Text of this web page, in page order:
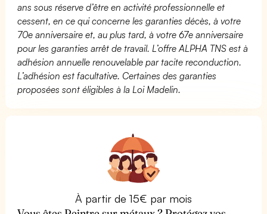
ans sous réserve d’être en activité professionnelle et
cessent, en ce qui concerne les garanties décès, à votre
70e anniversaire et, au plus tard, à votre 67e anniversaire
pour les garanties arrêt de travail. L’offre ALPHA TNS est à
adhésion annuelle renouvelable par tacite reconduction.
L’adhésion est facultative. Certaines des garanties
proposées sont éligibles à la Loi Madelin.
À partir de 15€ par mois